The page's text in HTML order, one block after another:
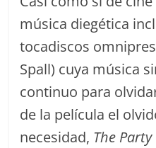
música diegética
tocadiscos
Spall) cuya música
continuo para
de la película el
necesidad, The Party